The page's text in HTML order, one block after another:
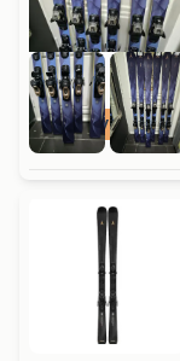
5 STER VERKOPER